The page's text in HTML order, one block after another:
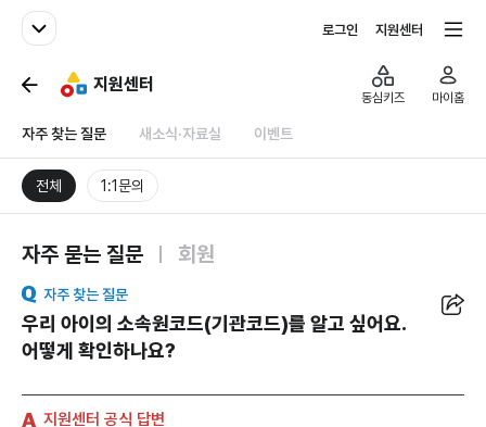
패밀리사이트
로그인 지원센터
지원센터
자주 찾는 질문 새소식·자료실 이벤트
동심키즈 마이홈
전체 1:1문의
자주 묻는 질문 회원
자주 찾는 질문
우리 아이의 소속원코드(기관코드)를 알고 싶어요.
어떻게 확인하나요?
지원센터 공식 답변